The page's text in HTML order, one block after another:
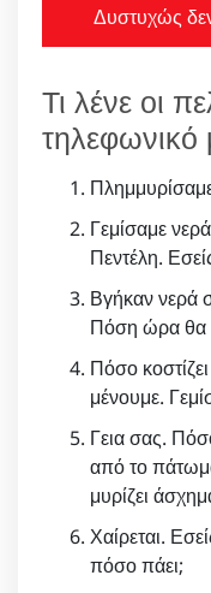
Δυστυχώς
Τι λένε οι
τηλεφωνικό
Γεμίσαμε
Πεντέλη.
Βγήκαν νερά
Πόση ώρα θα
Πόσο
μένουμε.
Γεια σας.
από το
μυρίζει
Χαίρεται.
πόσο πάει;